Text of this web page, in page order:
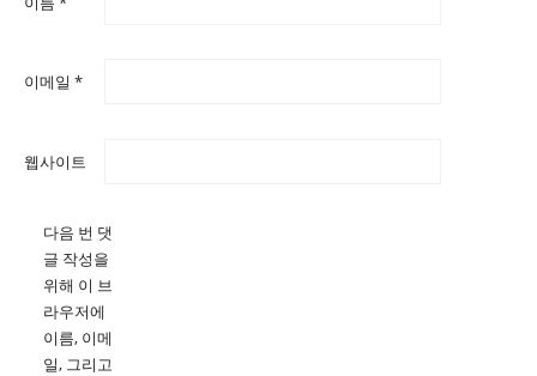
이메일 *
웹사이트
다음 번 댓
글 작성을
위해 이 브
라우저에
이름, 이메
일, 그리고